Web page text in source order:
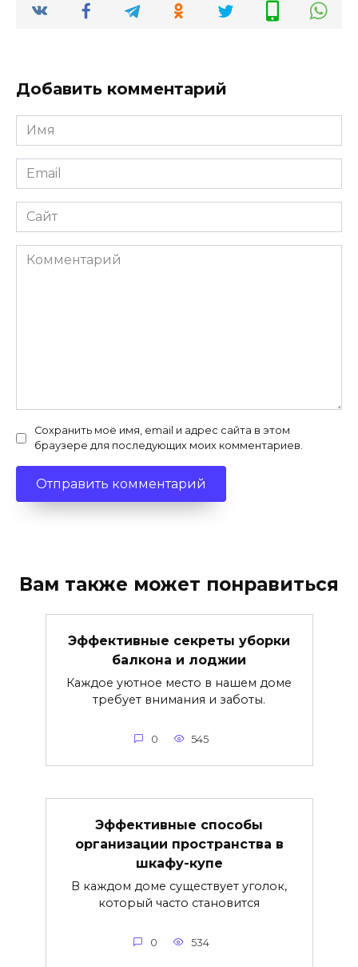
Добавить комментарий
Имя
*
Email
*
Сайт
Комментарий
Сохранить моё имя, email и адрес сайта в этом
браузере для последующих моих комментариев.
Вам также может понравиться
Эффективные секреты уборки
балкона и лоджии
Каждое уютное место в нашем доме
требует внимания и заботы.
0 545
Эффективные способы
организации пространства в
шкафу-купе
В каждом доме существует уголок,
который часто становится
0 534